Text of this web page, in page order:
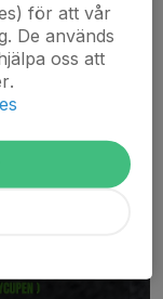
för att vår
De används
oss att